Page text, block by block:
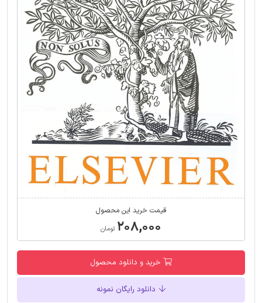
قیمت خرید این محصول
۲۰۸,۰۰۰ تومان
خرید و دانلود محصول
دانلود رایگان نمونه